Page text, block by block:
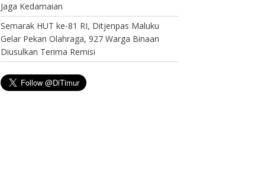
Jaga Kedamaian
Semarak HUT ke-81 RI, Ditjenpas Maluku
Gelar Pekan Olahraga, 927 Warga Binaan
Diusulkan Terima Remisi